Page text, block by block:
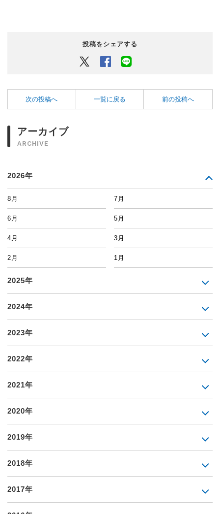
投稿をシェアする
Twitter Facebook
次の投稿へ 一覧に戻る 前の投稿へ
アーカイブ
ARCHIVE
2026年
8月 7月
6月 5月
4月 3月
2月 1月
2025年
2024年
2023年
2022年
2021年
2020年
2019年
2018年
2017年